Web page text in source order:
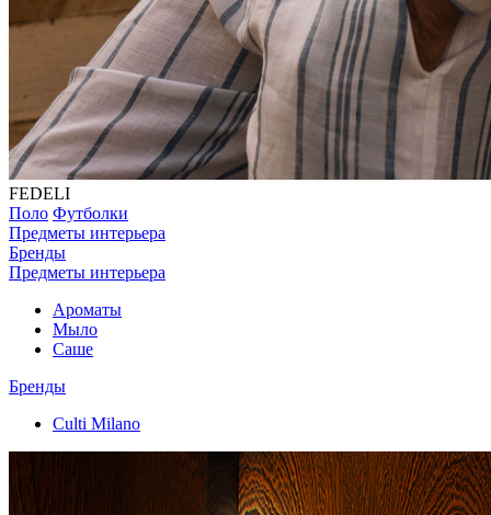
FEDELI
Поло Футболки
Предметы интерьера
Бренды
Предметы интерьера
Ароматы
Мыло
Саше
Бренды
Culti Milano